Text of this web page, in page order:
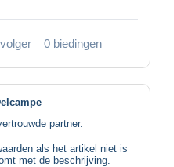
0 biedingen
partner.
als het artikel niet is
met de beschrijving.